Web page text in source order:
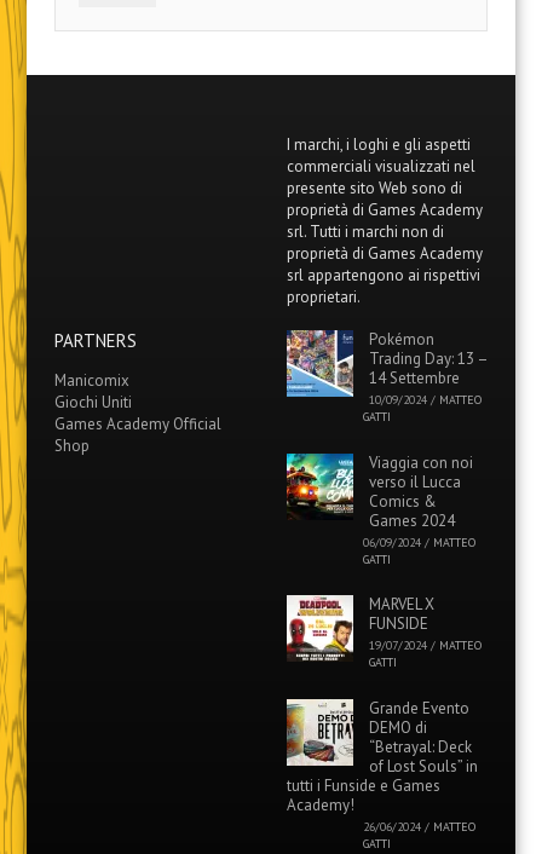
I marchi, i loghi e gli aspetti
commerciali visualizzati nel
presente sito Web sono di
proprietà di Games Academy
srl. Tutti i marchi non di
proprietà di Games Academy
srl appartengono ai rispettivi
proprietari.
PARTNERS
Manicomix
Giochi Uniti
Games Academy Official
Shop
Pokémon
Trading Day: 13 –
14 Settembre
10/09/2024 / MATTEO
GATTI
Viaggia con noi
verso il Lucca
Comics &
Games 2024
06/09/2024 / MATTEO
GATTI
MARVEL X
FUNSIDE
19/07/2024 / MATTEO
GATTI
Grande Evento
DEMO di
“Betrayal: Deck
of Lost Souls” in
tutti i Funside e Games
Academy!
26/06/2024 / MATTEO
GATTI